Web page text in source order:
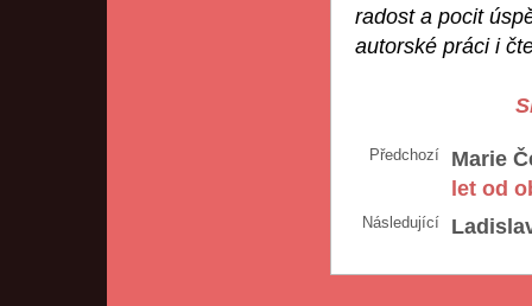
radost a pocit
autorské práci i
Předchozí
Marie
let od
Následující